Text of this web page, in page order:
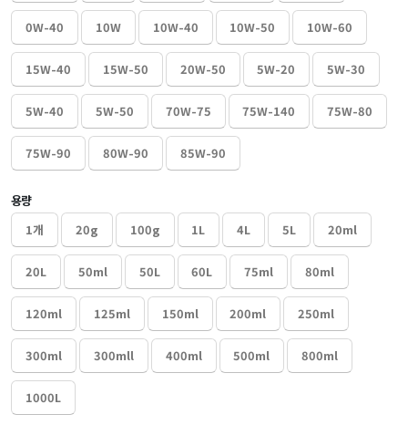
0W-40 10W 10W-40 10W-50 10W-60
15W-40 15W-50 20W-50 5W-20 5W-30
5W-40 5W-50 70W-75 75W-140 75W-80
75W-90 80W-90 85W-90
용량
1개
20g 100g 1L 4L 5L 20ml
20L 50ml 50L 60L 75ml 80ml
120ml 125ml 150ml 200ml 250ml
300ml 300mll 400ml 500ml 800ml
1000L